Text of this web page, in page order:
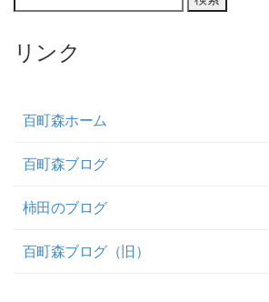
リンク
百町森ホーム
百町森ブログ
柿田のブログ
百町森ブログ（旧）